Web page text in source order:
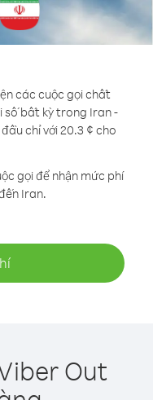
các cuộc gọi chất
số bất kỳ trong Iran -
chỉ với 20.3 ¢ cho
gọi để nhận mức phí
Iran.
Out